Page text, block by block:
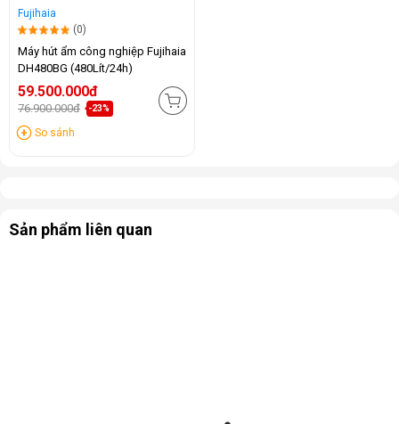
Fujihaia
(0)
Máy hút ẩm công nghiệp Fujihaia
DH480BG (480Lít/24h)
59.500.000đ
76.900.000đ -23%
So sánh
Sản phẩm liên quan